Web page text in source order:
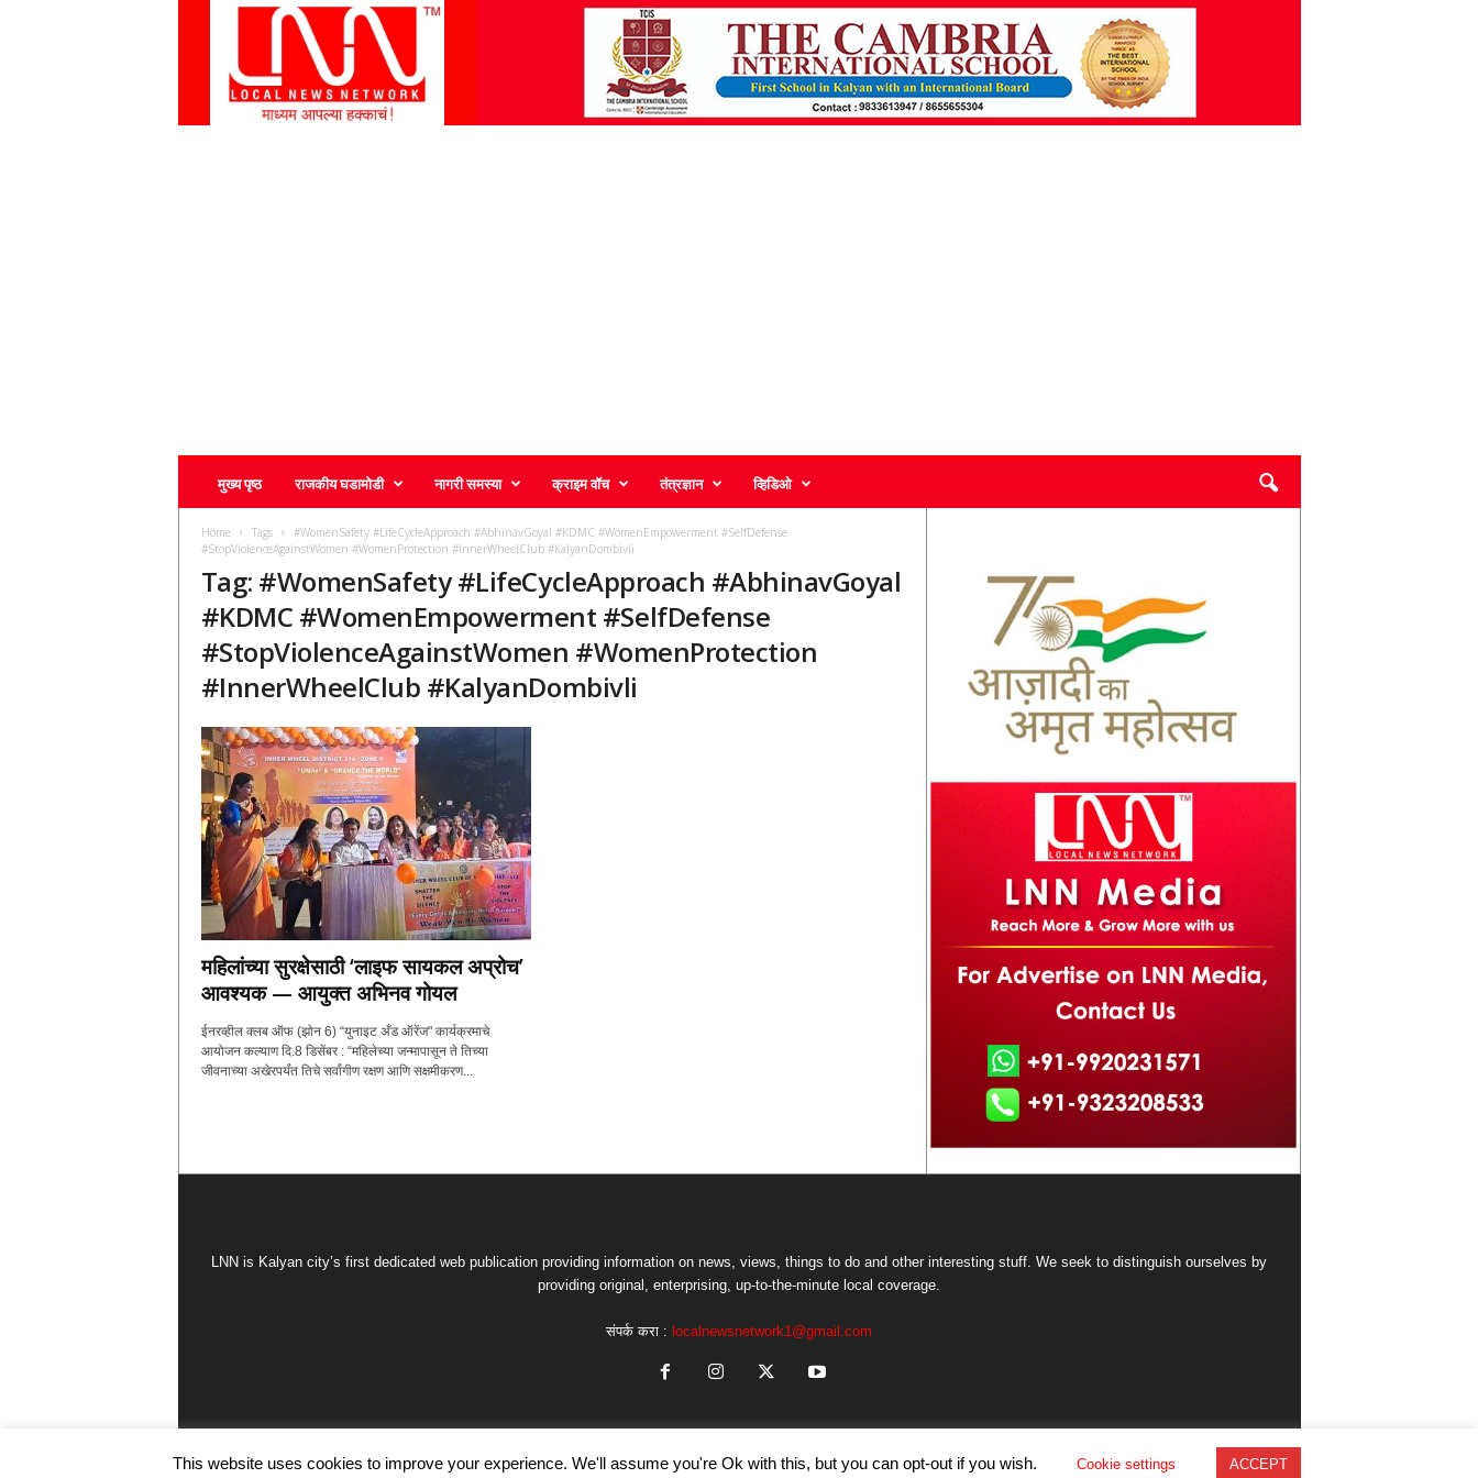
मुख्य पृष्ठ राजकीय घडामोडी नागरी समस्या क्राइम वॉच तंत्रज्ञान व्हिडिओ
Home Tags
#WomenSafety #LifeCycleApproach #AbhinavGoyal #KDMC #WomenEmpowerment #SelfDefense
#StopViolenceAgainstWomen #WomenProtection #InnerWheelClub #KalyanDombivli
Tag: #WomenSafety #LifeCycleApproach #AbhinavGoyal
#KDMC #WomenEmpowerment #SelfDefense
#StopViolenceAgainstWomen #WomenProtection
#InnerWheelClub #KalyanDombivli
महिलांच्या सुरक्षेसाठी ‘लाइफ सायकल अप्रोच’
आवश्यक — आयुक्त अभिनव गोयल
ईनरव्हील क्लब ऑफ (झोन 6) “युनाइट अँड ऑरेंज" कार्यक्रमाचे
आयोजन कल्याण दि.8 डिसेंबर : “महिलेच्या जन्मापासून ते तिच्या
जीवनाच्या अखेरपर्यंत तिचे सर्वांगीण रक्षण आणि सक्षमीकरण...
LNN is Kalyan city’s first dedicated web publication providing information on news, views, things to do and other interesting stuff. We seek to distinguish ourselves by
providing original, enterprising, up-to-the-minute local coverage.
संपर्क करा : localnewsnetwork1@gmail.com
This website uses cookies to improve your experience. We'll assume you're Ok with this, but you can opt-out if you wish. Cookie settings ACCEPT